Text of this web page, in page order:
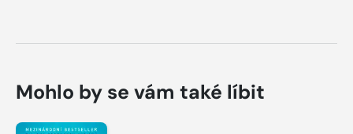
Mohlo by se vám také líbit